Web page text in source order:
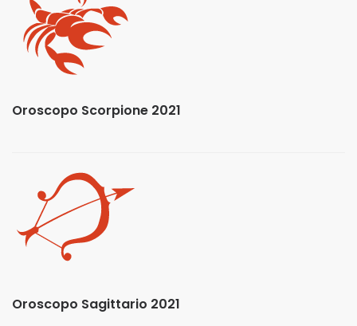
Oroscopo Scorpione 2021
Oroscopo Sagittario 2021